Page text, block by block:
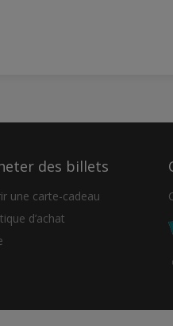
des billets
une carte-cadeau
d’achat